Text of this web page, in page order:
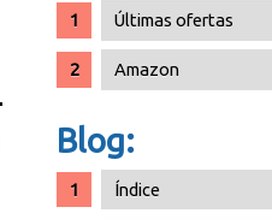
Últimas ofertas
Amazon
Blog:
Índice